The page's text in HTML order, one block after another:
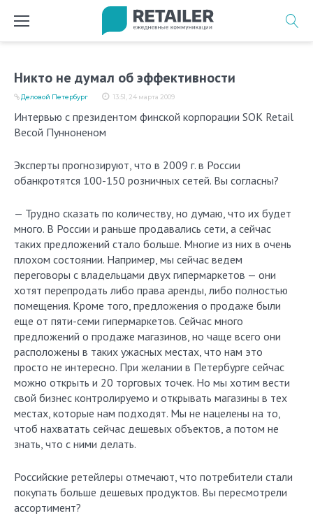
Никто не думал об эффективности
13:51, 24 марта 2009
Деловой Петербург
Интервью с президентом финской корпорации SOK Retail
Весой Пунноненом
Эксперты прогнозируют, что в 2009 г. в России
обанкротятся 100-150 розничных сетей. Вы согласны?
— Трудно сказать по количеству, но думаю, что их будет
много. В России и раньше продавались сети, а сейчас
таких предложений стало больше. Многие из них в очень
плохом состоянии. Например, мы сейчас ведем
переговоры с владельцами двух гипермаркетов — они
хотят перепродать либо права аренды, либо полностью
помещения. Кроме того, предложения о продаже были
еще от пяти-семи гипермаркетов. Сейчас много
предложений о продаже магазинов, но чаще всего они
расположены в таких ужасных местах, что нам это
просто не интересно. При желании в Петербурге сейчас
можно открыть и 20 торговых точек. Но мы хотим вести
свой бизнес контролируемо и открывать магазины в тех
местах, которые нам подходят. Мы не нацелены на то,
чтоб нахватать сейчас дешевых объектов, а потом не
знать, что с ними делать.
Российские ретейлеры отмечают, что потребители стали
покупать больше дешевых продуктов. Вы пересмотрели
ассортимент?